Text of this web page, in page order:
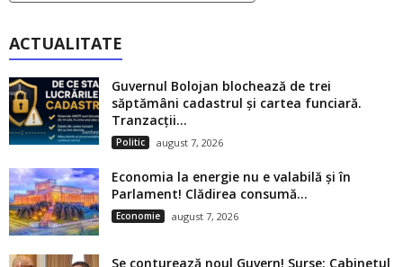
ACTUALITATE
Guvernul Bolojan blochează de trei
săptămâni cadastrul și cartea funciară.
Tranzacții...
Politic august 7, 2026
Economia la energie nu e valabilă și în
Parlament! Clădirea consumă...
Economie august 7, 2026
Se conturează noul Guvern! Surse: Cabinetul